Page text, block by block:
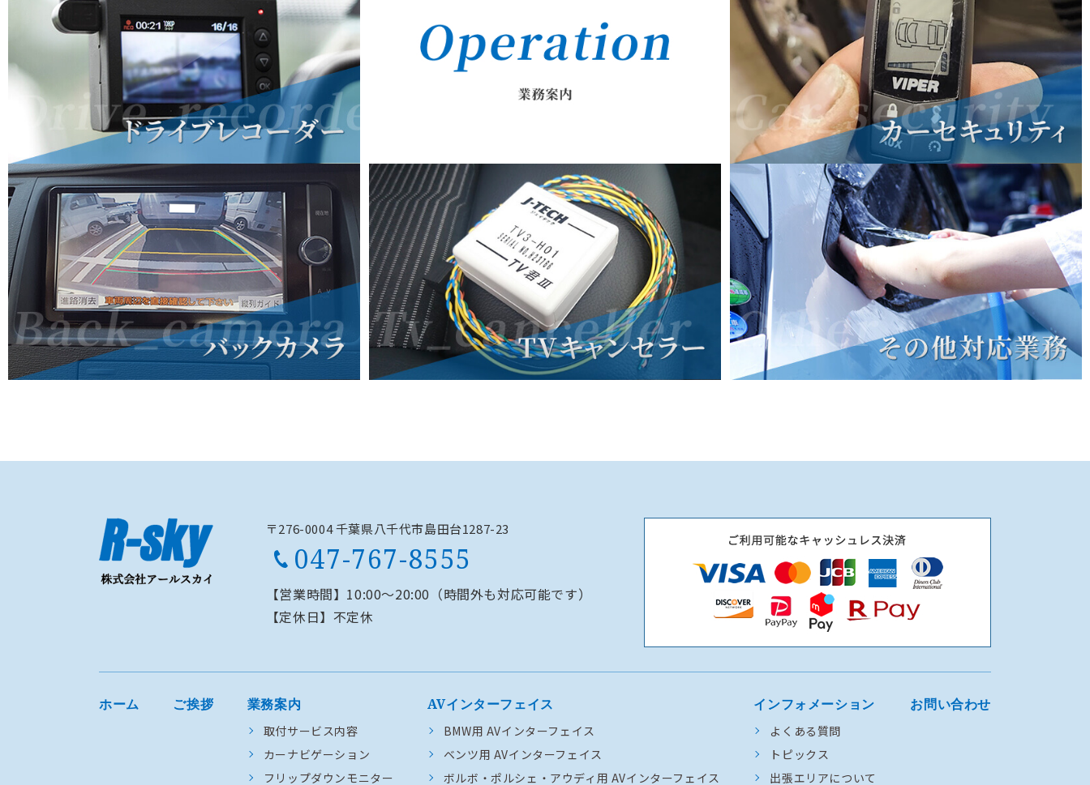
〒276-0004 千葉県八千代市島田台1287-23
047-767-8555
【営業時間】 10:00～20:00（時間外も対応可能です）
【定休日】 不定休
ホーム ご挨拶 業務案内
取付サービス内容
カーナビゲーション
フリップダウンモニター
AVインターフェイス
BMW用 AVインターフェイス
ベンツ用 AVインターフェイス
ボルボ・ポルシェ・アウディ用 AVインターフェイス
インフォメーション
よくある質問
トピックス
出張エリアについて
お問い合わせ